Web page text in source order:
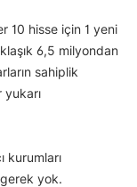
10 hisse için 1 yeni
6,5 milyondan
sahiplik
kurumları
yok.